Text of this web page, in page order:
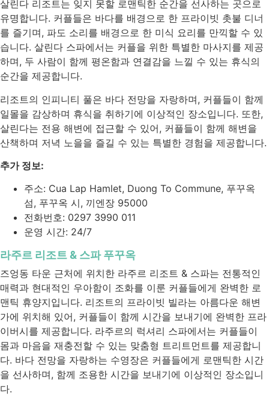
살린다 리조트는 잊지 못할 로맨틱한 순간을 선사하는 곳으로
유명합니다. 커플들은 바다를 배경으로 한 프라이빗 촛불 디너
를 즐기며, 파도 소리를 배경으로 한 미식 요리를 만끽할 수 있
습니다. 살린다 스파에서는 커플을 위한 특별한 마사지를 제공
하며, 두 사람이 함께 평온함과 연결감을 느낄 수 있는 휴식의
순간을 제공합니다.
리조트의 인피니티 풀은 바다 전망을 자랑하며, 커플들이 함께
일몰을 감상하며 휴식을 취하기에 이상적인 장소입니다. 또한,
살린다는 전용 해변에 접근할 수 있어, 커플들이 함께 해변을
산책하며 저녁 노을을 즐길 수 있는 특별한 경험을 제공합니다.
추가 정보:
주소: Cua Lap Hamlet, Duong To Commune, 푸꾸옥
섬, 푸꾸옥 시, 끼엔장 95000
전화번호: 0297 3990 011
운영 시간: 24/7
라주르 리조트 & 스파 푸꾸옥
즈엉동 타운 근처에 위치한 라주르 리조트 & 스파는 전통적인
매력과 현대적인 우아함이 조화를 이룬 커플들에게 완벽한 로
맨틱 휴양지입니다. 리조트의 프라이빗 빌라는 아름다운 해변
가에 위치해 있어, 커플들이 함께 시간을 보내기에 완벽한 프라
이버시를 제공합니다. 라주르의 럭셔리 스파에서는 커플들이
몸과 마음을 재충전할 수 있는 맞춤형 트리트먼트를 제공합니
다. 바다 전망을 자랑하는 수영장은 커플들에게 로맨틱한 시간
을 선사하며, 함께 조용한 시간을 보내기에 이상적인 장소입니
다.